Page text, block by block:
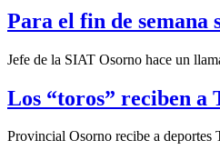
Para el fin de semana
Jefe de la SIAT Osorno hace un
Los “toros” reciben a
Provincial Osorno recibe a deportes